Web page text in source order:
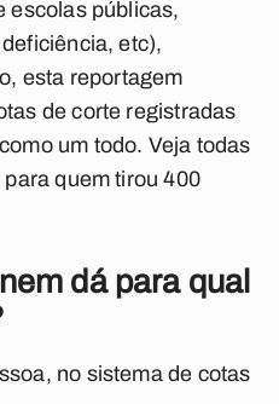
escolas públicas,
etc),
esta reportagem
de corte registradas
um todo. Veja todas
quem tirou 400
dá para qual
no sistema de cotas